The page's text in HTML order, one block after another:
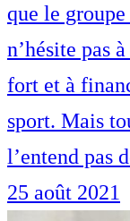
que le
n’hésite pas
fort et à
sport. Mais
l’entend pas
25 août 2021